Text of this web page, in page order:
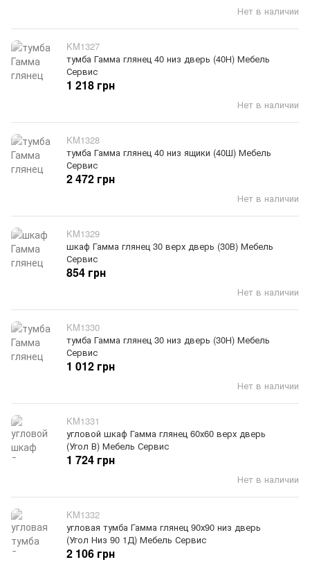
Нет в наличии
KM1327
тумба Гамма глянец 40 низ дверь (40Н) Мебель
Сервис
Нет в наличии
1 218 грн
KM1328
тумба Гамма глянец 40 низ ящики (40Ш) Мебель
Сервис
Нет в наличии
2 472 грн
KM1329
шкаф Гамма глянец 30 верх дверь (30В) Мебель
Сервис
Нет в наличии
854 грн
KM1330
тумба Гамма глянец 30 низ дверь (30Н) Мебель
Сервис
Нет в наличии
1 012 грн
KM1331
угловой шкаф Гамма глянец 60х60 верх дверь
(Угол В) Мебель Сервис
Нет в наличии
1 724 грн
KM1332
угловая тумба Гамма глянец 90х90 низ дверь
(Угол Низ 90 1Д) Мебель Сервис
2 106 грн